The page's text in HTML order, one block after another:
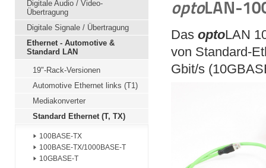
Digitale Audio / Video-
Übertragung
Digitale Signale / Übertragung
Ethernet - Automotive &
Standard LAN
19"-Rack-Versionen
Automotive Ethernet links (T1)
Mediakonverter
Standard Ethernet (T, TX)
100BASE-TX
100BASE-TX/1000BASE-T
10GBASE-T
optoLAN-
DasoptoLAN
von Standard-
Gbit/s